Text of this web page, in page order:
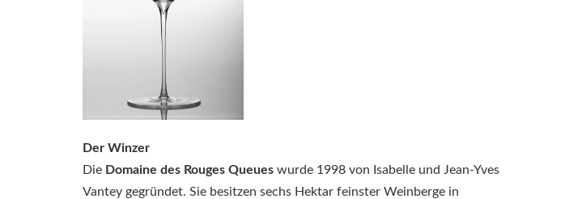
Der Winzer
Die Domaine des Rouges Queues wurde 1998 von Isabelle und Jean-Yves
Vantey gegründet. Sie besitzen sechs Hektar feinster Weinberge in